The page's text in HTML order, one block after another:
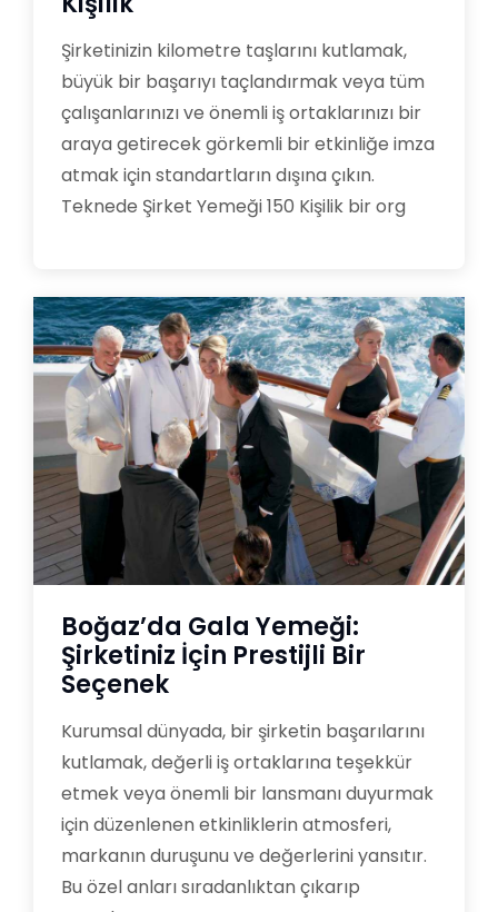
Şirketinizin kilometre taşlarını kutlamak,
büyük bir başarıyı taçlandırmak veya tüm
çalışanlarınızı ve önemli iş ortaklarınızı bir
araya getirecek görkemli bir etkinliğe imza
atmak için standartların dışına çıkın.
Teknede Şirket Yemeği 150 Kişilik bir org
Boğaz’da Gala Yemeği:
Şirketiniz İçin Prestijli Bir
Seçenek
Kurumsal dünyada, bir şirketin başarılarını
kutlamak, değerli iş ortaklarına teşekkür
etmek veya önemli bir lansmanı duyurmak
için düzenlenen etkinliklerin atmosferi,
markanın duruşunu ve değerlerini yansıtır.
Bu özel anları sıradanlıktan çıkarıp